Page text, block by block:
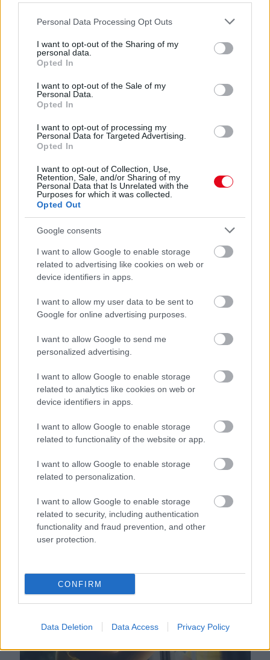
Please note that this website/app uses one or more Google
not limited to your visit or usage behaviour. You may click to
grant or deny consent to Google and its third-party tags to
use your data for below specified purposes in below Google
consent section.
Personal Data Processing Opt Outs
I want to opt-out of the Sharing of my
personal data.
Opted In
I want to opt-out of the Sale of my
Personal Data.
Opted In
I want to opt-out of processing my
Personal Data for Targeted Advertising.
Opted In
I want to opt-out of Collection, Use,
Retention, Sale, and/or Sharing of my
Personal Data that Is Unrelated with the
Purposes for which it was collected.
Opted Out
Google consents
I want to allow Google to enable storage
related to advertising like cookies on web or
device identifiers in apps.
I want to allow my user data to be sent to
Google for online advertising purposes.
I want to allow Google to send me
personalized advertising.
I want to allow Google to enable storage
related to analytics like cookies on web or
device identifiers in apps.
I want to allow Google to enable storage
related to functionality of the website or app.
I want to allow Google to enable storage
related to personalization.
I want to allow Google to enable storage
related to security, including authentication
functionality and fraud prevention, and other
user protection.
CONFIRM
Data Deletion Data Access Privacy Policy
08. 01.
EGYRE TÖBB FIATALNÁL JELENTKEZIK EZ A
Erre figyelj!
07. 31.
NEM A CITROMSAV, AZ ECET VAGY A
SZÓDABIKARBÓNA A LEGERŐSEBB: EZT HASZNÁLJÁK A
Ez a szer tényleg eltünteti a vízkövet
24 óra
próbál figyelmeztetni
Orvos figyelmeztet: ezt az apró reggeli tünetet ne
söpörd a szőnyeg alá